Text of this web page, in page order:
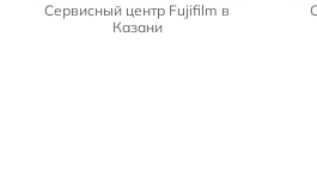
Сервисный центр Fujifilm в
Казани